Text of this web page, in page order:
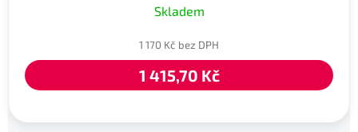
Skladem
1 170 Kč bez DPH
1 415,70 Kč